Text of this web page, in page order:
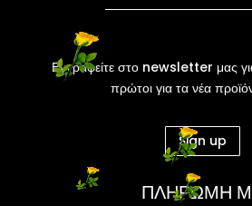
Εγγραφείτε στο newsletter μας
πρώτοι για τα νέα
Sign up
ΠΛΗΡΩΜΗ